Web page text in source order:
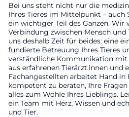
Bei uns steht nicht nur die
Ihres Tieres im Mittelpunkt – auch
ein wichtiger Teil des Ganzen. Wir
Verbindung zwischen Mensch
uns deshalb Zeit für beides: eine
fundierte Betreuung Ihres Tieres
verständliche Kommunikation mit
aus erfahrenen Tierärzt:innen und
Fachangestellten arbeitet Hand in
kompetent zu beraten, Ihre
alles zum Wohle Ihres Lieblings.
ein Team mit Herz, Wissen und
und Tier.